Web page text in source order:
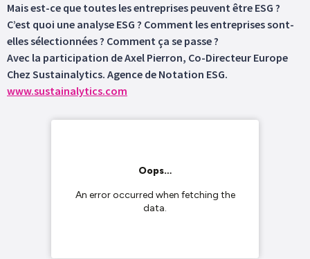
Mais est-ce que toutes les entreprises peuvent être ESG ?
C’est quoi une analyse ESG ? Comment les entreprises sont-
elles sélectionnées ? Comment ça se passe ?
Avec la participation de Axel Pierron, Co-Directeur Europe
Chez Sustainalytics. Agence de Notation ESG.
www.sustainalytics.com